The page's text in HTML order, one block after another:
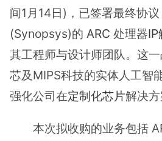
间1月14日)，已签署最终协
(Synopsys)的 ARC 处理器IP
其工程师与设计师团队。这
芯及MIPS科技的实体人工智
强化公司在定制化芯片解决方
本次拟收购的业务包括